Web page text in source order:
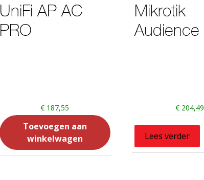
UniFi AP AC
PRO
€187,55
Toevoegen aan
winkelwagen
Mikrotik
Audience
€ 204,49
Lees verder